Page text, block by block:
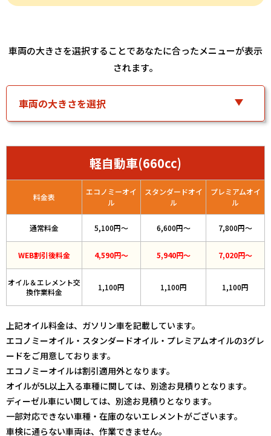
車両の大きさを選択することであなたに合ったメニューが表示
されます。
軽自動車(660cc)
料金表
エコノミーオイ
ル
スタンダードオイ
ル
プレミアムオイ
ル
通常料金 5,100円〜 6,600円〜 7,800円〜
WEB割引後料金 4,590円〜 5,940円〜 7,020円〜
オイル＆エレメント交
換作業料金
1,100円 1,100円 1,100円
上記オイル料金は、ガソリン車を記載しています。
エコノミーオイル・スタンダードオイル・プレミアムオイルの3グレ
ードをご用意しております。
エコノミーオイルは割引適用外となります。
オイルが5L以上入る車種に関しては、別途お見積りとなります。
ディーゼル車にい関しては、別途お見積りとなります。
一部対応できない車種・在庫のないエレメントがございます。
車検に通らない車両は、作業できません。